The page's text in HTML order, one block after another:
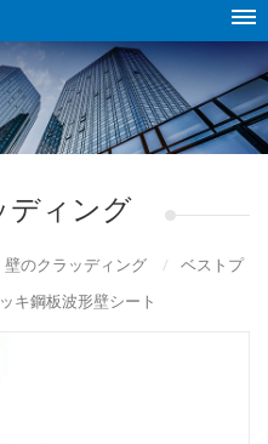
ディング
壁のクラッディング /
ベストプ
キ鋼板波形壁シート